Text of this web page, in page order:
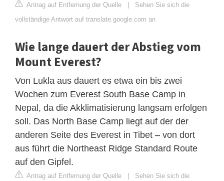
Antrag auf Entfernung der Quelle | Sehen Sie sich die
vollständige Antwort auf translate.google.com an
Wie lange dauert der Abstieg vom
Mount Everest?
Von Lukla aus dauert es etwa ein bis zwei
Wochen zum Everest South Base Camp in
Nepal, da die Akklimatisierung langsam erfolgen
soll. Das North Base Camp liegt auf der der
anderen Seite des Everest in Tibet – von dort
aus führt die Northeast Ridge Standard Route
auf den Gipfel.
Antrag auf Entfernung der Quelle | Sehen Sie sich die